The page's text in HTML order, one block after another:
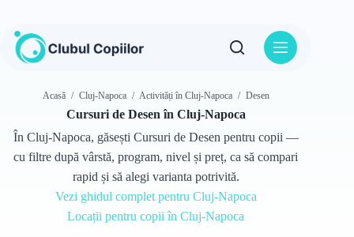
conținut
Acasă / Cluj-Napoca / Activități în Cluj-Napoca / Desen
Cursuri de Desen în Cluj-Napoca
În Cluj-Napoca, găsești Cursuri de Desen pentru copii —
cu filtre după vârstă, program, nivel și preț, ca să compari
rapid și să alegi varianta potrivită.
Vezi ghidul complet pentru Cluj-Napoca
Locații pentru copii în Cluj-Napoca